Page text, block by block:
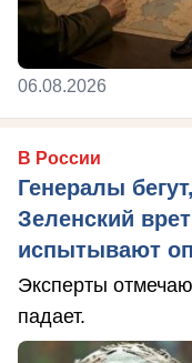
06.08.2026
В России
Генералы
Зеленский
испытывают
Эксперты
падает.